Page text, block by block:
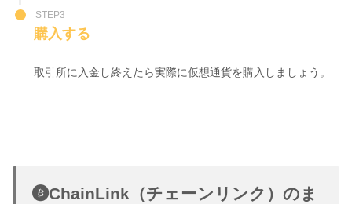
STEP3
購入する
取引所に入金し終えたら実際に仮想通貨を購入しましょう。
ChainLink（チェーンリンク）のま